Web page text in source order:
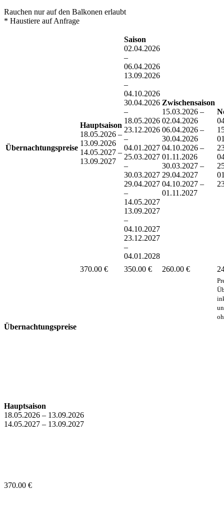
Rauchen nur auf den Balkonen erlaubt
* Haustiere auf Anfrage
Übernachtungspreise
Hauptsaison
18.05.2026 –
13.09.2026
14.05.2027 –
13.09.2027
Saison
02.04.2026
–
06.04.2026
13.09.2026
–
04.10.2026
30.04.2026
–
18.05.2026
23.12.2026
–
04.01.2027
25.03.2027
–
30.03.2027
29.04.2027
–
14.05.2027
13.09.2027
–
04.10.2027
23.12.2027
–
04.01.2028
Zwischensaison
15.03.2026 –
02.04.2026
06.04.2026 –
30.04.2026
04.10.2026 –
01.11.2026
30.03.2027 –
29.04.2027
04.10.2027 –
01.11.2027
370.00 € 350.00 € 260.00 €
Übernachtungspreise
Hauptsaison
18.05.2026 – 13.09.2026
14.05.2027 – 13.09.2027
370.00 €